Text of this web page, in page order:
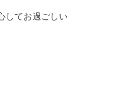
してお過ごしい